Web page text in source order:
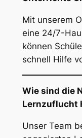
Mit unserem
eine 24/7-
können
schnell Hilfe
Wie sind die
Lernzuflucht
Unser Team